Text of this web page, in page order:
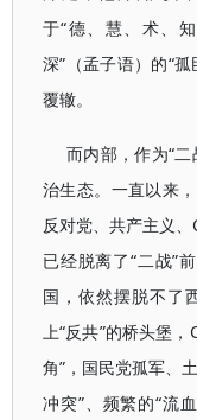
于“德、慧、术、
深”（孟子语）的“
覆辙。
而内部，作为“
治生态。一直以来
反对党、共产主义
已经脱离了“二战”
国，依然摆脱不了
上“反共”的桥头堡，
角”，国民党孤军、
冲突”、频繁的“流